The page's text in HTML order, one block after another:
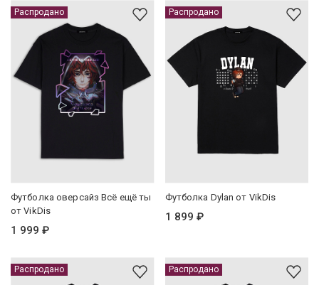
Распродано
Футболка оверсайз Всё ещё ты
от VikDis
1 999 ₽
Распродано
Футболка Dylan от VikDis
1 899 ₽
Распродано Распродано